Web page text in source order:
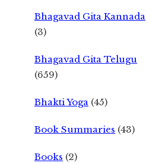
Bhagavad Gita Kannada
(3)
Bhagavad Gita Telugu
(659)
Bhakti Yoga (45)
Book Summaries (43)
Books (2)